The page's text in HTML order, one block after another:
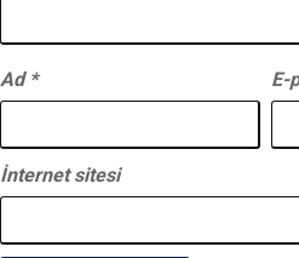
Ad * E-
İnternet sitesi